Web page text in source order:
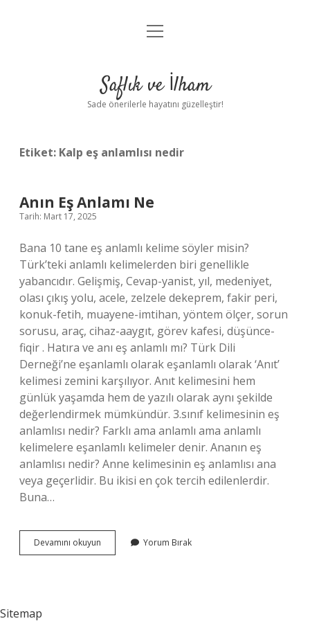
Anasayfa
Yasal Uyarı
menüyü
Saflık ve İlham
Sade önerilerle hayatını güzelleştir!
Etiket: Kalp eş anlamlısı nedir
Anın Eş Anlamı Ne
Tarih: Mart 17, 2025
Bana 10 tane eş anlamlı kelime söyler misin?
Türk’teki anlamlı kelimelerden biri genellikle
yabancıdır. Gelişmiş, Cevap-yanist, yıl, medeniyet,
olası çıkış yolu, acele, zelzele dekeprem, fakir peri,
konuk-fetih, muayene-imtihan, yöntem ölçer, sorun
sorusu, araç, cihaz-aaygıt, görev kafesi, düşünce-
fiqir . Hatıra ve anı eş anlamlı mı? Türk Dili
Derneği’ne eşanlamlı olarak eşanlamlı olarak ‘Anıt’
kelimesi zemini karşılıyor. Anıt kelimesini hem
günlük yaşamda hem de yazılı olarak aynı şekilde
değerlendirmek mümkündür. 3.sınıf kelimesinin eş
anlamlısı nedir? Farklı ama anlamlı ama anlamlı
kelimelere eşanlamlı kelimeler denir. Ananın eş
anlamlısı nedir? Anne kelimesinin eş anlamlısı ana
veya geçerlidir. Bu ikisi en çok tercih edilenlerdir.
Buna…
Devamını okuyun
Eş
Yorum Bırak
Sitemap